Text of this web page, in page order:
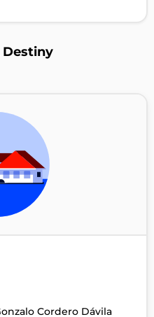
Destiny
Cordero Dávila